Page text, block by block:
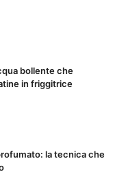
bollente che
in friggitrice
la tecnica che